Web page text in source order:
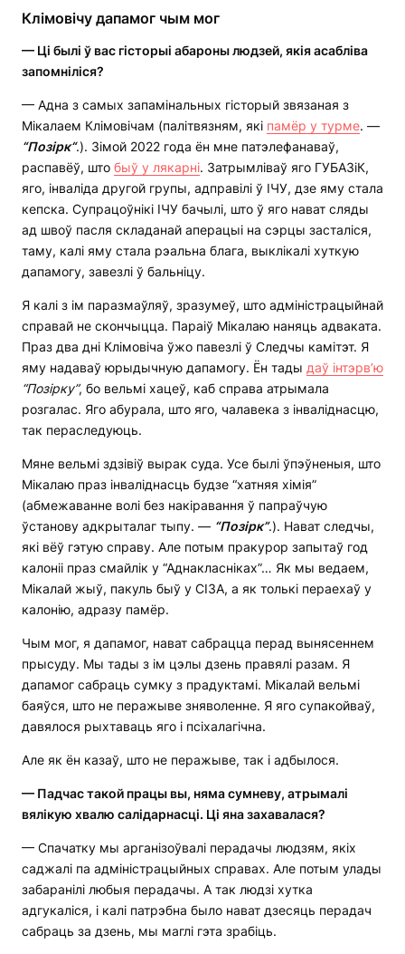
Клімовічу дапамог чым мог
— Ці былі ў вас гісторыі абароны людзей, якія асабліва
запомніліся?
— Адна з самых запамінальных гісторый звязаная з
Мікалаем Клімовічам (палітвязням, які памёр у турме. —
“Позірк“.). Зімой 2022 года ён мне патэлефанаваў,
распавёў, што быў у лякарні. Затрымліваў яго ГУБАЗіК,
яго, інваліда другой групы, адправілі ў ІЧУ, дзе яму стала
кепска. Супрацоўнікі ІЧУ бачылі, што ў яго нават сляды
ад швоў пасля складанай аперацыі на сэрцы засталіся,
таму, калі яму стала рэальна блага, выклікалі хуткую
дапамогу, завезлі ў бальніцу.
Я калі з ім паразмаўляў, зразумеў, што адміністрацыйнай
справай не скончыцца. Параіў Мікалаю наняць адваката.
Праз два дні Клімовіча ўжо павезлі ў Следчы камітэт. Я
яму надаваў юрыдычную дапамогу. Ён тады даў інтэрв’ю
“Позірку”, бо вельмі хацеў, каб справа атрымала
розгалас. Яго абурала, што яго, чалавека з інваліднасцю,
так пераследуюць.
Мяне вельмі здзівіў вырак суда. Усе былі ўпэўненыя, што
Мікалаю праз інваліднасць будзе “хатняя хімія”
(абмежаванне волі без накіравання ў папраўчую
ўстанову адкрыталаг тыпу. — “Позірк”.). Нават следчы,
які вёў гэтую справу. Але потым пракурор запытаў год
калоніі праз смайлік у “Аднакласніках”… Як мы ведаем,
Мікалай жыў, пакуль быў у СІЗА, а як толькі пераехаў у
калонію, адразу памёр.
Чым мог, я дапамог, нават сабрацца перад вынясеннем
прысуду. Мы тады з ім цэлы дзень правялі разам. Я
дапамог сабраць сумку з прадуктамі. Мікалай вельмі
баяўся, што не перажыве зняволенне. Я яго супакойваў,
давялося рыхтаваць яго і псіхалагічна.
Але як ён казаў, што не перажыве, так і адбылося.
— Падчас такой працы вы, няма сумневу, атрымалі
вялікую хвалю салідарнасці. Ці яна захавалася?
— Спачатку мы арганізоўвалі перадачы людзям, якіх
саджалі па адміністрацыйных справах. Але потым улады
забаранілі любыя перадачы. А так людзі хутка
адгукаліся, і калі патрэбна было нават дзесяць перадач
сабраць за дзень, мы маглі гэта зрабіць.